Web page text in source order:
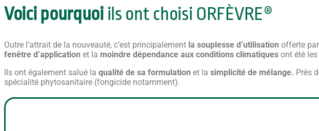
Voici pourquoiils ont choisi ORFÈVRE®
Outre l’attrait de la nouveauté, c’est principalement la souplesse d’utilisation offerte
fenêtre d’application et la moindre dépendance aux conditions climatiques ont été
Ils ont également salué la qualité de sa formulation et la simplicité de mélange. Près
spécialité phytosanitaire (fongicide notamment).